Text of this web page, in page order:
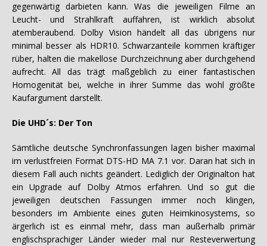
gegenwärtig darbieten kann. Was die jeweiligen Filme an
Leucht- und Strahlkraft auffahren, ist wirklich absolut
atemberaubend. Dolby Vision händelt all das übrigens nur
minimal besser als HDR10. Schwarzanteile kommen kräftiger
rüber, halten die makellose Durchzeichnung aber durchgehend
aufrecht. All das trägt maßgeblich zu einer fantastischen
Homogenität bei, welche in ihrer Summe das wohl größte
Kaufargument darstellt.
Die UHD´s: Der Ton
Sämtliche deutsche Synchronfassungen lagen bisher maximal
im verlustfreien Format DTS-HD MA 7.1 vor. Daran hat sich in
diesem Fall auch nichts geändert. Lediglich der Originalton hat
ein Upgrade auf Dolby Atmos erfahren. Und so gut die
jeweiligen deutschen Fassungen immer noch klingen,
besonders im Ambiente eines guten Heimkinosystems, so
ärgerlich ist es einmal mehr, dass man außerhalb primär
englischsprachiger Länder wieder mal nur Resteverwertung